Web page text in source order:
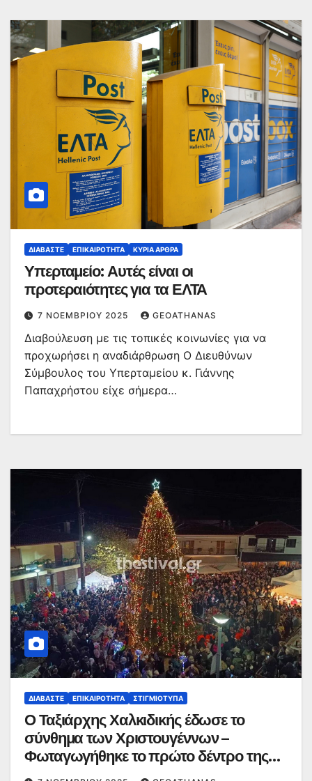
ΔΙΑΒΆΣΤΕ ΕΠΙΚΑΙΡΌΤΗΤΑ ΚΥΡΙΑ ΑΡΘΡΑ
Υπερταμείο: Αυτές είναι οι
προτεραιότητες για τα ΕΛΤΑ
7 ΝΟΕΜΒΡΊΟΥ 2025 GEOATHANAS
Διαβούλευση με τις τοπικές κοινωνίες για να
προχωρήσει η αναδιάρθρωση Ο Διευθύνων
Σύμβουλος του Υπερταμείου κ. Γιάννης
Παπαχρήστου είχε σήμερα…
ΔΙΑΒΆΣΤΕ ΕΠΙΚΑΙΡΌΤΗΤΑ ΣΤΙΓΜΙΌΤΥΠΑ
Ο Ταξιάρχης Χαλκιδικής έδωσε το
σύνθημα των Χριστουγέννων –
Φωταγωγήθηκε το πρώτο δέντρο της
Ελλάδας – Δείτε βίντεο